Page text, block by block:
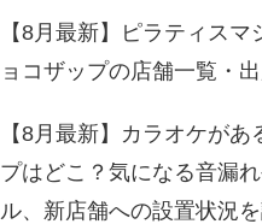
【8月最新】ピラティスマ
ョコザップの店舗一覧・
【8月最新】カラオケがあ
プはどこ？気になる音漏
ル、新店舗への設置状況を